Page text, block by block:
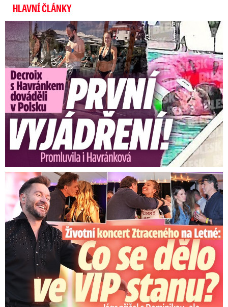
HLAVNÍ ČLÁNKY
Exministryně s Havránkem dováděli v Polsku: První slova!
Koncert Ztraceného na Letné: Jágr přišel s Dominikou, ale...